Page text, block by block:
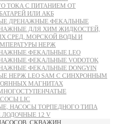
ТОКА С ПИТАНИЕМ ОТ
ИЛИ АКБ
ДРЕНАЖНЫЕ ФЕКАЛЬНЫЕ
ДЛЯ ХИМ ЖИДКОСТЕЙ,
СРЕД, МОРСКОЙ ВОДЫ И
НЕРЖ
ФЕКАЛЬНЫЕ LEO
ФЕКАЛЬНЫЕ VODOTOK
ФЕКАЛЬНЫЕ DONGYIN
НЕРЖ LEO SAM С СИНХРОННЫМ
МАГНИТАХ
LIC
НАСОСЫ ТОРПЕДНОГО ТИПА
12 V
СКВАЖИН,